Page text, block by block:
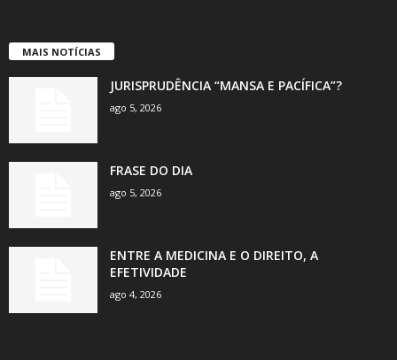
MAIS NOTÍCIAS
JURISPRUDÊNCIA “MANSA E PACÍFICA”?
ago 5, 2026
FRASE DO DIA
ago 5, 2026
ENTRE A MEDICINA E O DIREITO, A
EFETIVIDADE
ago 4, 2026